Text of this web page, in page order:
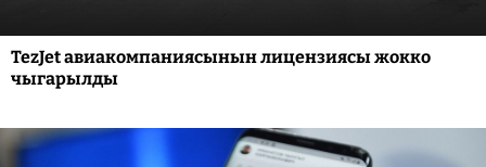
TezJet авиакомпаниясынын лицензиясы жокко
чыгарылды